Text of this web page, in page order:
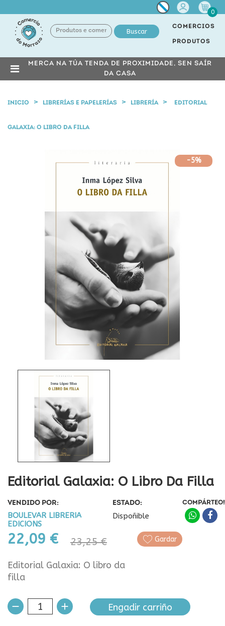
Miña
conta
0
Buscar
COMERCIOS
PRODUTOS
MERCA NA TÚA TENDA DE PROXIMIDADE, SEN SAÍR
DA CASA
INICIO LIBRERÍAS E PAPELERÍAS LIBRERÍA EDITORIAL
GALAXIA: O LIBRO DA FILLA
-5%
Editorial Galaxia: O Libro Da Filla
VENDIDO POR:
BOULEVAR LIBRERIA
EDICIONS
ESTADO:
Dispoñible
22,09 € 23,25 €
COMPÁRTEO!
Gardar
Editorial Galaxia: O libro da
filla
Engadir carriño